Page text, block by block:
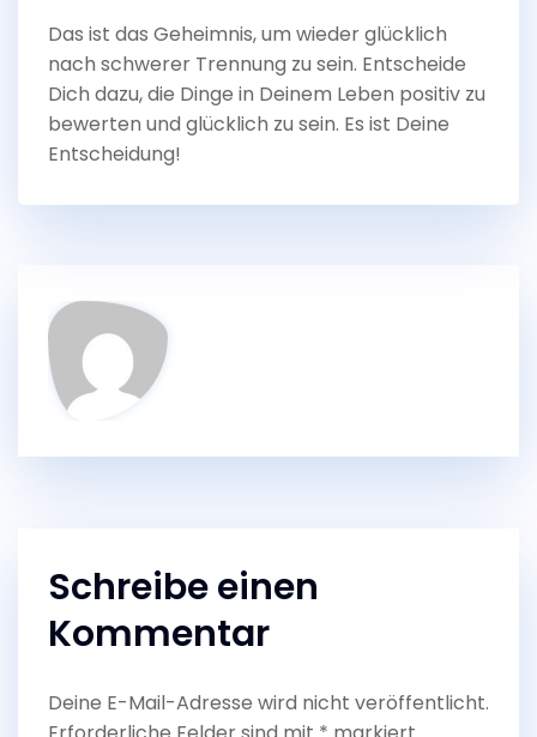
Das ist das Geheimnis, um wieder glücklich
nach schwerer Trennung zu sein. Entscheide
Dich dazu, die Dinge in Deinem Leben positiv zu
bewerten und glücklich zu sein. Es ist Deine
Entscheidung!
Schreibe einen
Kommentar
Deine E-Mail-Adresse wird nicht veröffentlicht.